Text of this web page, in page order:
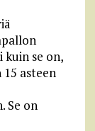
se on,
asteen
Se on